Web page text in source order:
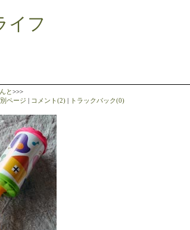
イフ
と>>>
ページ コメント(2) トラックバック(0)